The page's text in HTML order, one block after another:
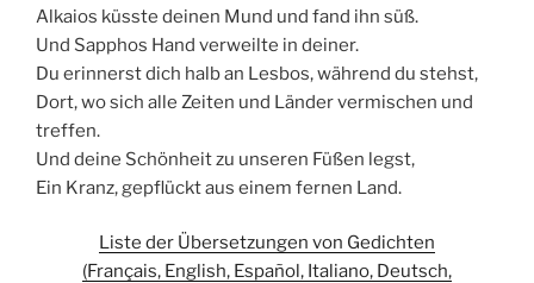
Alkaios küsste deinen Mund und fand ihn süß.
Und Sapphos Hand verweilte in deiner.
Du erinnerst dich halb an Lesbos, während du stehst,
Dort, wo sich alle Zeiten und Länder vermischen und
treffen.
Und deine Schönheit zu unseren Füßen legst,
Ein Kranz, gepflückt aus einem fernen Land.
Liste der Übersetzungen von Gedichten
(Français, English, Español, Italiano, Deutsch,